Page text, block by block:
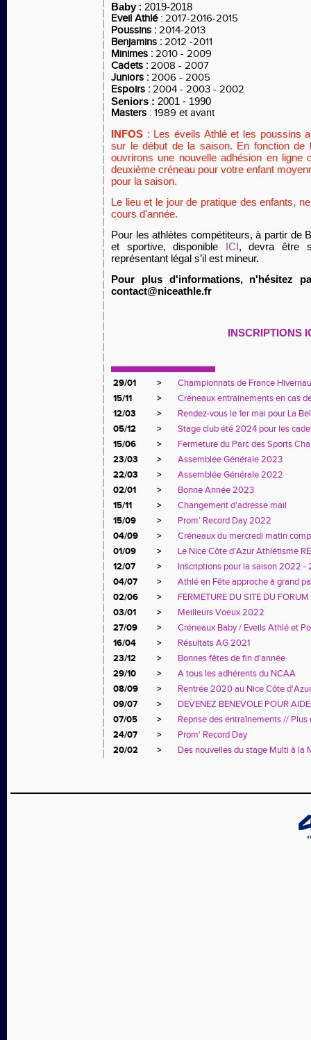
Baby: 2019-2018
Eveil Athlé: 2017-2016-2015
Poussins : 2014-2013
Benjamins : 2012 -2011
Minimes : 2010 - 2009
Cadets : 2008 - 2007
Juniors : 2006 - 2005
Espoirs : 2004 - 2003 - 2002
Seniors : 2001 - 1990
Masters : 1989 et avant
INFOS : Les éveils Athlé et les poussins
sur le début de la saison. En fonction de
ouvrirons une nouvelle adhésion en ligne
deuxième créneau pour votre enfant
pour la saison.
Le lieu et le jour de pratique des enfants,
cours d'année.
Pour les athlètes compétiteurs, à partir de
et sportive, disponible ICI, devra être
représentant légal s’il est mineur.
Pour plus d'informations, n'hésitez
contact@niceathle.fr
INSCRIPTIONS
29/01 >
Championnats de France
15/11
>
Créneaux entraînements en cas
12/03
>
Rendez-vous le 1er mai pour La
05/12
>
Stage club été 2024 pour les
15/06
>
Fermeture du Parc des Sports
23/03
>
Assemblée Générale 2023
22/03
>
Assemblée Générale 2022
02/01
>
Bonne Année 2023
15/11
>
Changement d’adresse mail
15/09
>
Prom’ Record Day 2022
04/09
>
Créneaux du mercredi matin
01/09
>
Le Nice Côte d'Azur Athlétisme
12/07
>
Inscriptions pour la saison 2022 -
04/07
>
Athlé en Fête approche à grand
02/06
>
FERMETURE DU SITE DU
03/01
>
Meilleurs Voeux 2022
27/09
>
Créneaux Baby / Eveils Athlé et
16/04
>
Résultats AG 2021
23/12
>
Bonnes fêtes de fin d'année
29/10
>
A tous les adhérents du NCAA
08/09
>
Rentrée 2020 au Nice Côte
09/07
>
DEVENEZ BENEVOLE POUR
07/05
>
Reprise des entraînements //
24/07
>
Prom' Record Day
20/02
> Des nouvelles du stage Multi à la